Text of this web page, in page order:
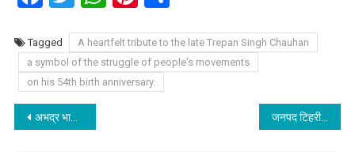
Tagged
A heartfelt tribute to the late Trepan Singh Chauhan
a symbol of the struggle of people's movements
on his 54th birth anniversary.
Post
अभद्र भाषा और गाली-गलौच की ऑडियो वायरल होने पर ग्राम पंचायत विकास अधिकारी निलंबित। जनपद टिहरी में 5, 6 एवं 7 अक्टूबर को भारी वर्षा की चेतावनी।